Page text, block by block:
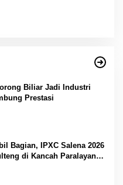
Biliar Jadi Industri
Prestasi
Bagian, IPXC Salena 2026
di Kancah Paralayang